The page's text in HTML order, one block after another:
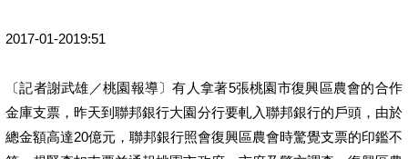
2017-01-2019:51
〔記者謝武雄／桃園報導〕有人拿著5張桃園市復興區農會的合作
金庫支票，昨天到聯邦銀行大園分行要軋入聯邦銀行的戶頭，由於
總金額高達20億元，聯邦銀行照會復興區農會時驚覺支票的印鑑不